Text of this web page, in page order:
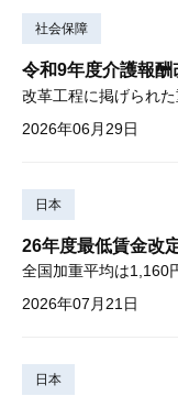
社会保障
令和9年度介護報
改革工程に掲げられ
2026年06月29日
日本
26年度最低賃金改
全国加重平均は1,160
2026年07月21日
日本